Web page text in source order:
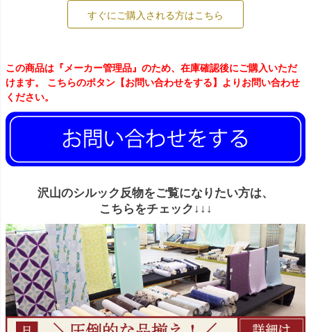
すぐにご購入される方はこちら
この商品は『メーカー管理品』のため、在庫確認後にご購入いただ
けます。 こちらのボタン【お問い合わせをする】よりお問い合わせ
ください。
沢山のシルック反物をご覧になりたい方は、
こちらをチェック↓↓↓